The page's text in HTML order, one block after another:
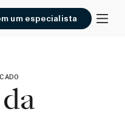
um especialista